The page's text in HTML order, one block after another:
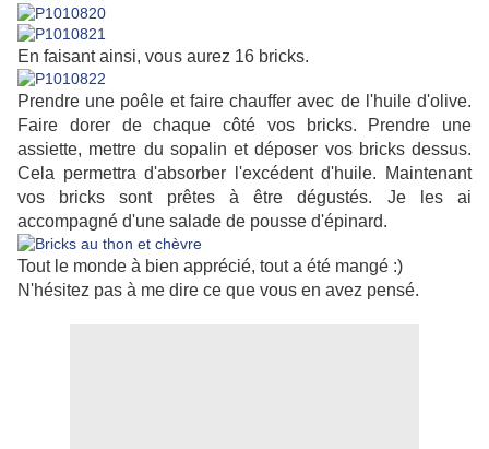
En faisant ainsi, vous aurez 16 bricks.
Prendre une poêle et faire chauffer avec de l'huile d'olive.
Faire dorer de chaque côté vos bricks. Prendre une
assiette, mettre du sopalin et déposer vos bricks dessus.
Cela permettra d'absorber l'excédent d'huile. Maintenant
vos bricks sont prêtes à être dégustés. Je les ai
accompagné d'une salade de pousse d'épinard.
Tout le monde à bien apprécié, tout a été mangé :)
N'hésitez pas à me dire ce que vous en avez pensé.